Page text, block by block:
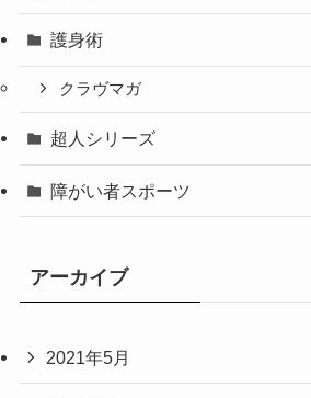
護身術
クラヴマガ
超人シリーズ
障がい者スポーツ
アーカイブ
2021年5月